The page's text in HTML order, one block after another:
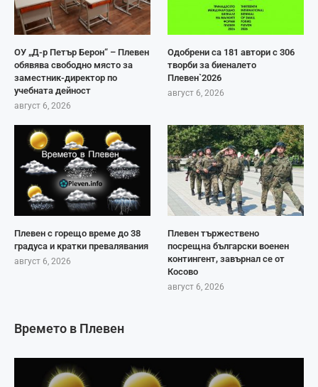
ОУ „Д-р Петър Берон“ – Плевен
обявява свободно място за
заместник-директор по
учебната дейност
август 6, 2026
Одобрени са 181 автори с 306
творби за биеналето
Плевен`2026
август 6, 2026
Плевен с горещо време до 38
градуса и кратки превалявания
август 6, 2026
Плевен тържествено
посрещна български военен
контингент, завърнал се от
Косово
август 6, 2026
Времето в Плевен